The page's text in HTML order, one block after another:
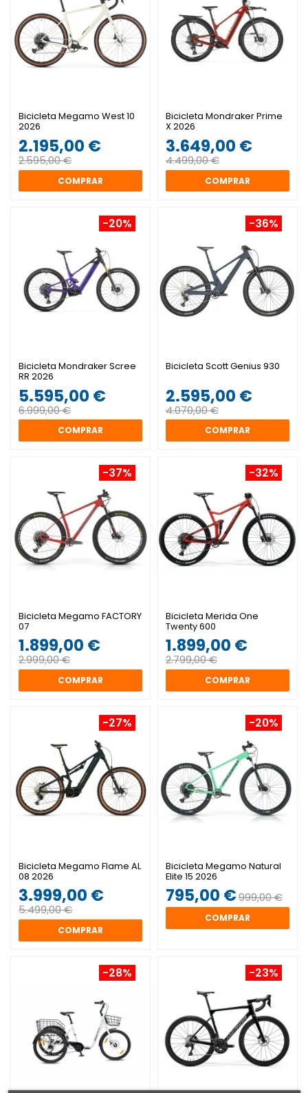
Bicicleta Megamo West 10
2026
2.195,00 €
2.595,00 €
COMPRAR
Bicicleta Mondraker Prime
X 2026
3.649,00 €
4.499,00 €
COMPRAR
-20%
Bicicleta Mondraker Scree
RR 2026
5.595,00 €
6.999,00 €
COMPRAR
-36%
Bicicleta Scott Genius 930
2.595,00 €
4.070,00 €
COMPRAR
-37%
Bicicleta Megamo FACTORY
07
1.899,00 €
2.999,00 €
COMPRAR
-32%
Bicicleta Merida One
Twenty 600
1.899,00 €
2.799,00 €
COMPRAR
-27%
Bicicleta Megamo Flame AL
08 2026
3.999,00 €
5.499,00 €
COMPRAR
-20%
Bicicleta Megamo Natural
Elite 15 2026
795,00 €999,00 €
COMPRAR
-28% -23%